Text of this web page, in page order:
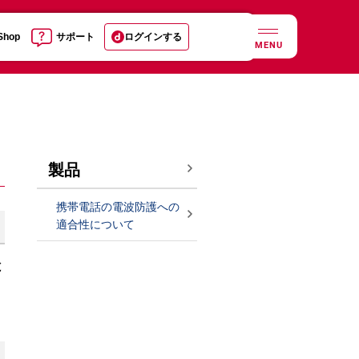
サポート ログインする
MENU
製品
携帯電話の電波防護への
適合性について